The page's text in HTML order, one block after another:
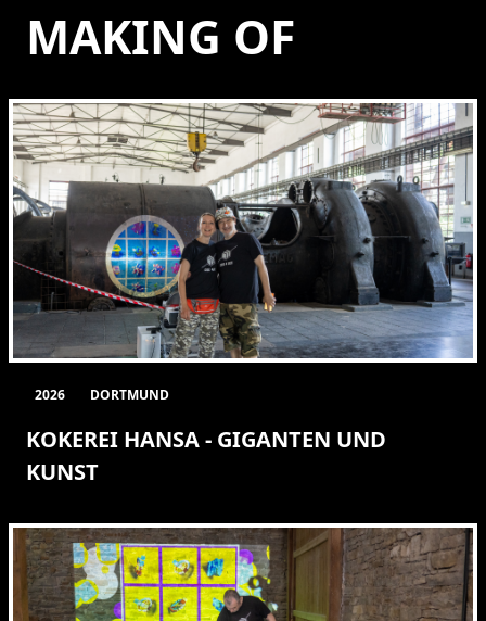
MAKING OF
2026 DORTMUND
KOKEREI HANSA - GIGANTEN UND
KUNST